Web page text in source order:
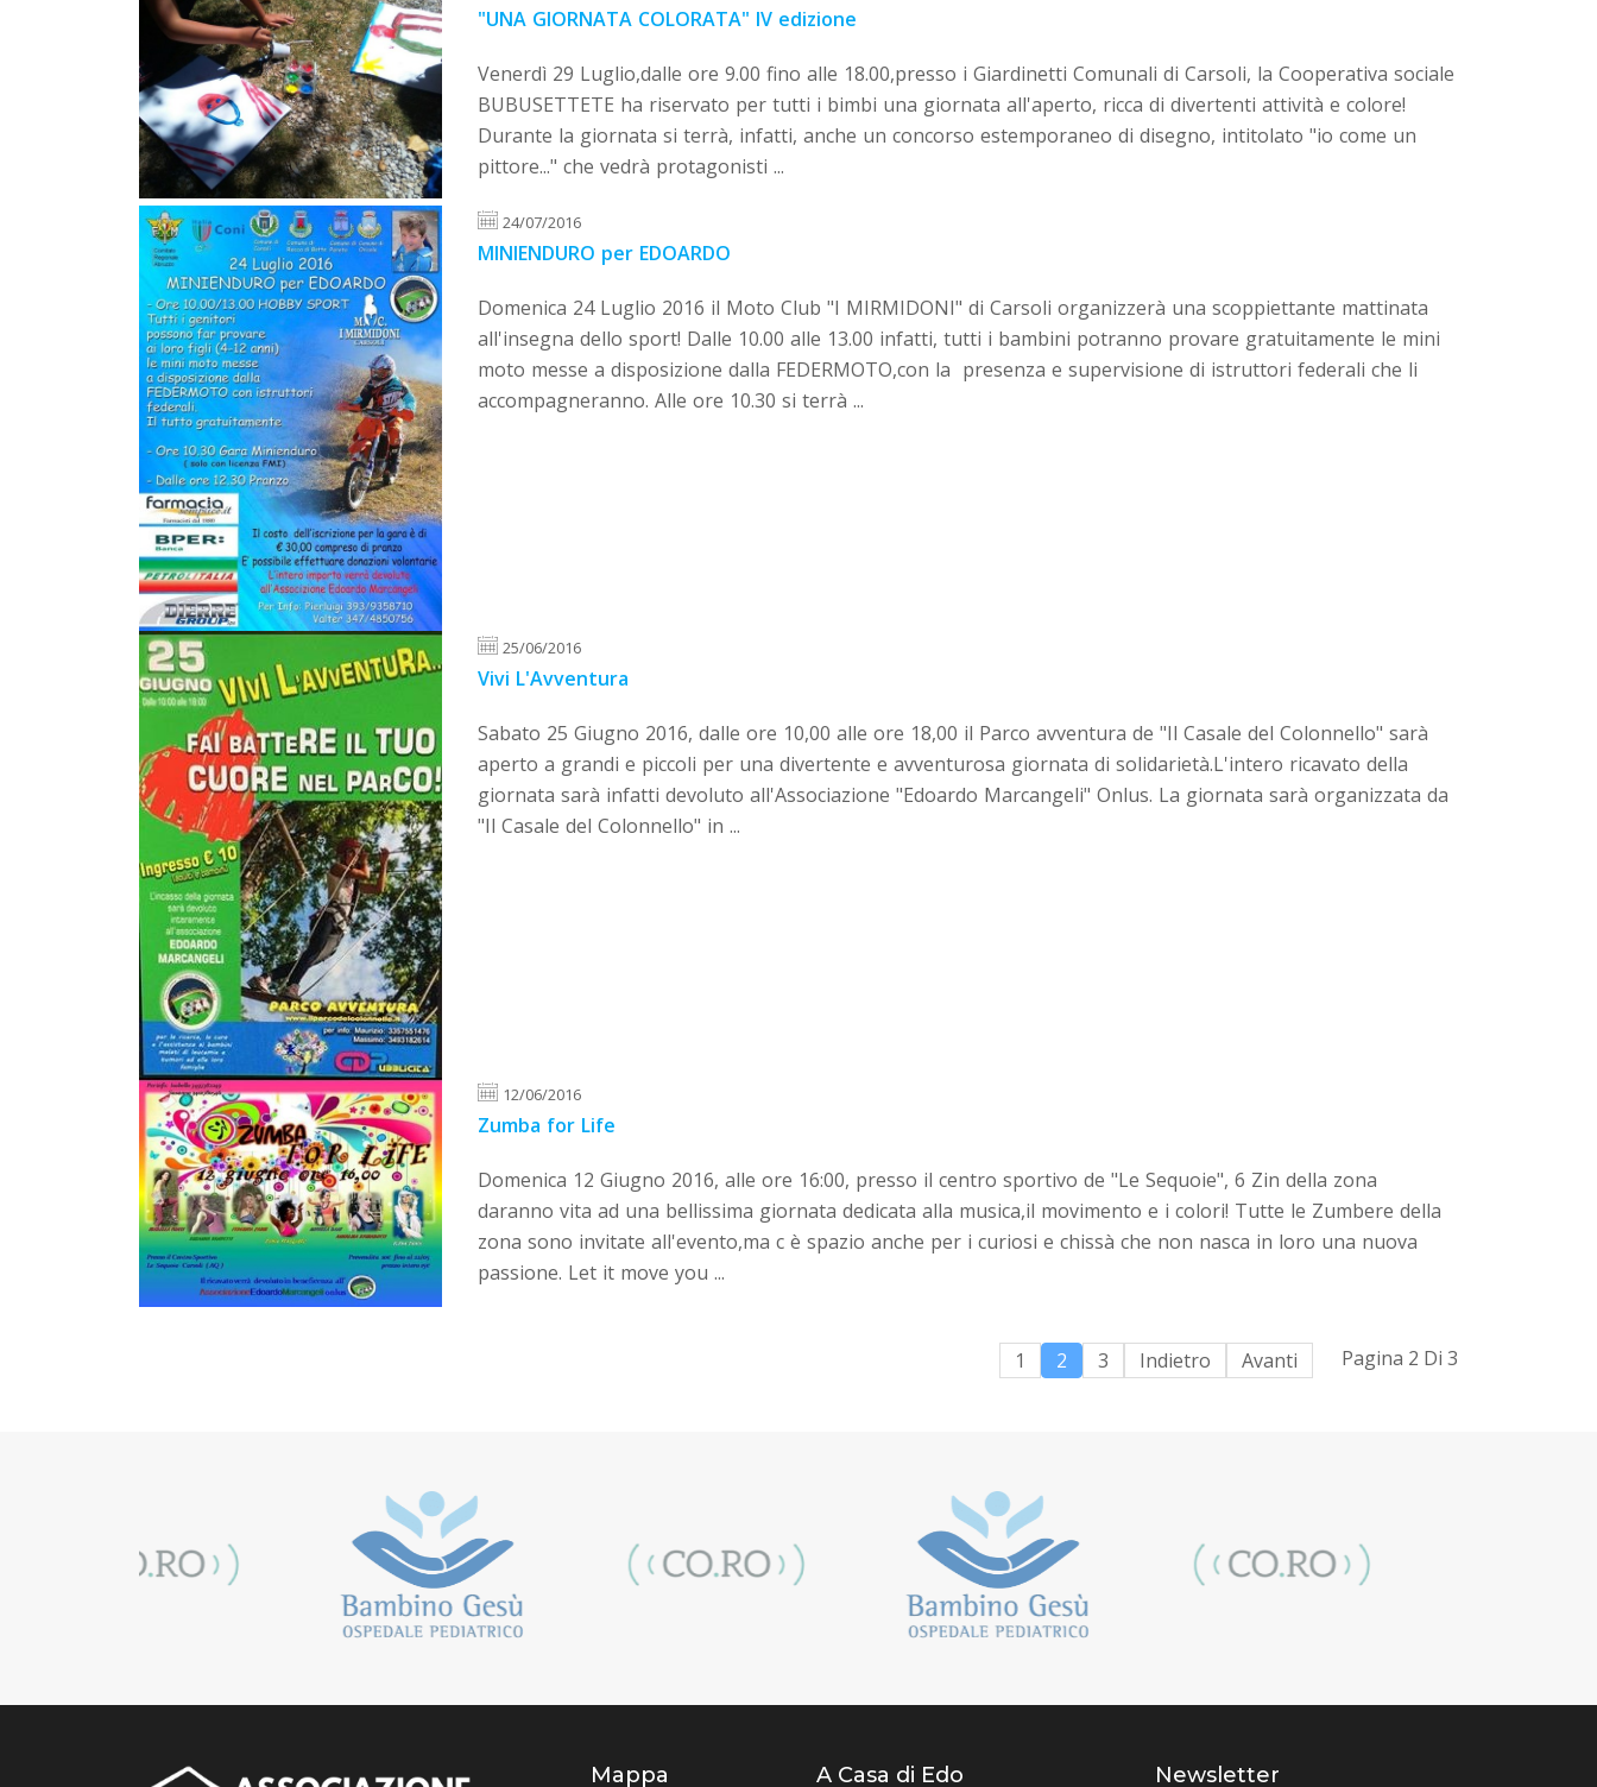
"UNA GIORNATA COLORATA" IV edizione
Venerdì 29 Luglio,dalle ore 9.00 fino alle 18.00,presso i Giardinetti Comunali di Carsoli, la Cooperativa sociale
BUBUSETTETE ha riservato per tutti i bimbi una giornata all'aperto, ricca di divertenti attività e colore!
Durante la giornata si terrà, infatti, anche un concorso estemporaneo di disegno, intitolato "io come un
pittore..." che vedrà protagonisti ...
24/07/2016
MINIENDURO per EDOARDO
Domenica 24 Luglio 2016 il Moto Club "I MIRMIDONI" di Carsoli organizzerà una scoppiettante mattinata
all'insegna dello sport! Dalle 10.00 alle 13.00 infatti, tutti i bambini potranno provare gratuitamente le mini
moto messe a disposizione dalla FEDERMOTO,con la presenza e supervisione di istruttori federali che li
accompagneranno. Alle ore 10.30 si terrà ...
25/06/2016
Vivi L'Avventura
Sabato 25 Giugno 2016, dalle ore 10,00 alle ore 18,00 il Parco avventura de "Il Casale del Colonnello" sarà
aperto a grandi e piccoli per una divertente e avventurosa giornata di solidarietà.L'intero ricavato della
giornata sarà infatti devoluto all'Associazione "Edoardo Marcangeli" Onlus. La giornata sarà organizzata da
"Il Casale del Colonnello" in ...
12/06/2016
Zumba for Life
Domenica 12 Giugno 2016, alle ore 16:00, presso il centro sportivo de "Le Sequoie", 6 Zin della zona
daranno vita ad una bellissima giornata dedicata alla musica,il movimento e i colori! Tutte le Zumbere della
zona sono invitate all'evento,ma c è spazio anche per i curiosi e chissà che non nasca in loro una nuova
passione. Let it move you ...
1 2 3 Indietro Avanti Pagina 2 Di 3
Mappa A Casa di Edo Newsletter